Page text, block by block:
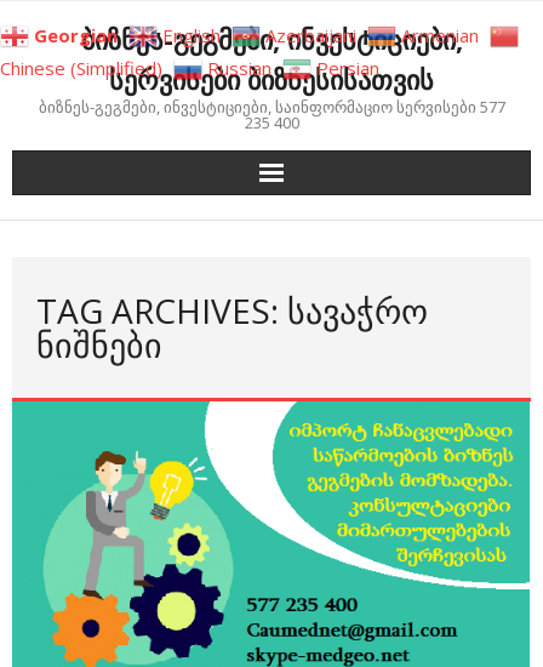
to
content
ბიზნეს-გეგმები, ინვესტიციები,
სერვისები ბიზნესისათვის
ბიზნეს-გეგმები, ინვესტიციები, საინფორმაციო სერვისები 577
235 400
TAG ARCHIVES: ᲡᲐᲕᲐᲭᲠᲝ
ᲜᲘᲨᲜᲔᲑᲘ
Georgian English Azerbaijani
Armenian
Chinese (Simplified)
Russian Persian